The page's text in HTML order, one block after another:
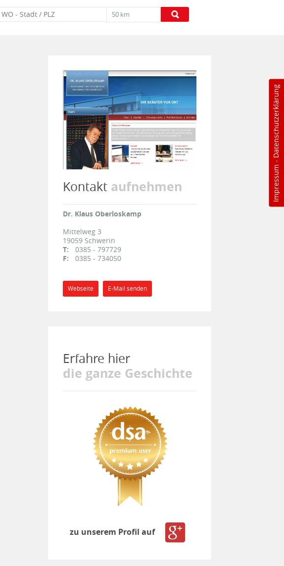
50 km
Impressum
-
Datenschutzerklärung
Kontakt aufnehmen
Dr. Klaus Oberloskamp
Mittelweg 3
19059 Schwerin
T:
0385 - 797729
F:
0385 - 734050
Webseite E-Mail senden
Erfahre hier
die ganze Geschichte
zu unserem Profil auf